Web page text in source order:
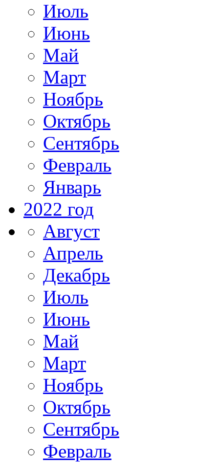
Июль
Июнь
Май
Март
Ноябрь
Октябрь
Сентябрь
Февраль
Январь
2022 год
Август
Апрель
Декабрь
Июль
Июнь
Май
Март
Ноябрь
Октябрь
Сентябрь
Февраль